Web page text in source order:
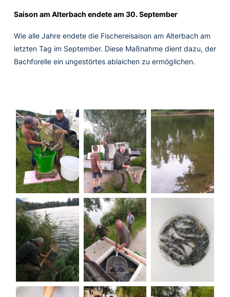
Saison am Alterbach endete am 30. September
Wie alle Jahre endete die Fischereisaison am Alterbach am
letzten Tag im September. Diese Maßnahme dient dazu, der
Bachforelle ein ungestörtes ablaichen zu ermöglichen.